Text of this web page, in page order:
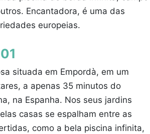
Encantadora, é uma das
europeias.
situada em Empordà, em um
a apenas 35 minutos do
na Espanha. Nos seus jardins
casas se espalham entre as
como a bela piscina infinita,